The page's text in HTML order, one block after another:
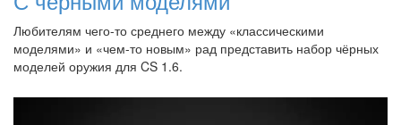
Любителям чего-то среднего между «классическими
моделями» и «чем-то новым» рад представить набор чёрных
моделей оружия для CS 1.6.